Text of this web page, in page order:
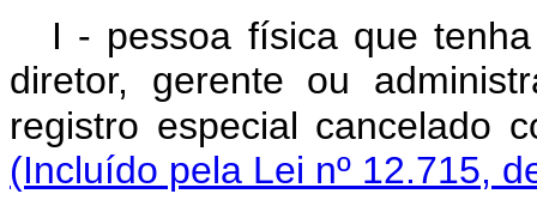
I - pessoa física que
diretor, gerente ou
registro especial cancelado
(Incluído pela Lei nº 12.715,